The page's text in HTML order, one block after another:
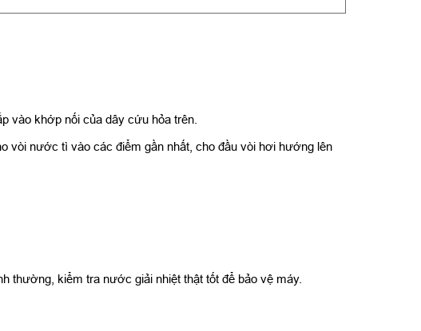
vào khớp nối của dây cứu hỏa trên.
vòi nước tì vào các điểm gần nhất, cho đầu vòi hơi hướng lên
kiểm tra nước giải nhiệt thật tốt để bảo vệ máy.